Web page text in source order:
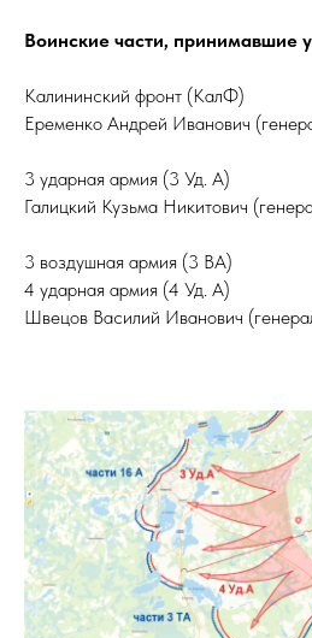
Воинские части, принимавшие
Калининский фронт (КалФ)
Еременко Андрей Иванович
3 ударная армия (3 Уд. А)
Галицкий Кузьма Никитович
3 воздушная армия (3 ВА)
4 ударная армия (4 Уд. А)
Швецов Василий Иванович